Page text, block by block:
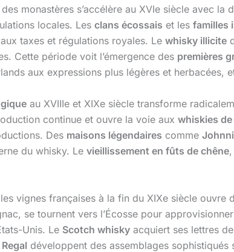
monastères s’accélère au XVIe siècle avec
locales. Les clans écossais et les familles
taxes et régulations royales. Le whisky illicite
Cette période voit l’émergence des premières
aux expressions plus légères et herbacées,
au XVIIIe et XIXe siècle transforme
continue et ouvre la voie aux whiskies
Des maisons légendaires comme
du whisky. Le vieillissement en fûts de chêne
vignes françaises à la fin du XIXe siècle
se tournent vers l’Écosse pour
Unis. Le Scotch whisky acquiert ses lettres
développent des assemblages